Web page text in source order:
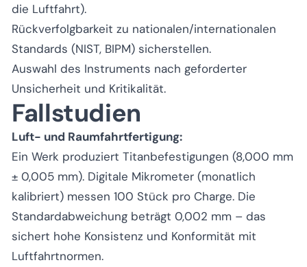
die Luftfahrt).
Rückverfolgbarkeit zu nationalen/internationalen
Standards (NIST, BIPM) sicherstellen.
Auswahl des Instruments nach geforderter
Unsicherheit und Kritikalität.
Fallstudien
Luft- und Raumfahrtfertigung:
Ein Werk produziert Titanbefestigungen (8,000 mm
± 0,005 mm). Digitale Mikrometer (monatlich
kalibriert) messen 100 Stück pro Charge. Die
Standardabweichung beträgt 0,002 mm – das
sichert hohe Konsistenz und Konformität mit
Luftfahrtnormen.